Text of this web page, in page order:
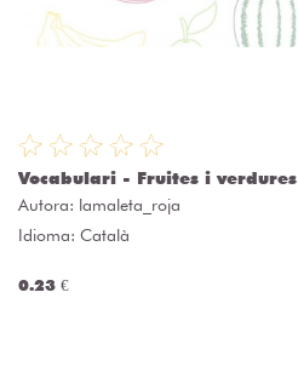
Vocabulari - Fruites i verdures
Autora: lamaleta_roja
Idioma: Català
0.23 €